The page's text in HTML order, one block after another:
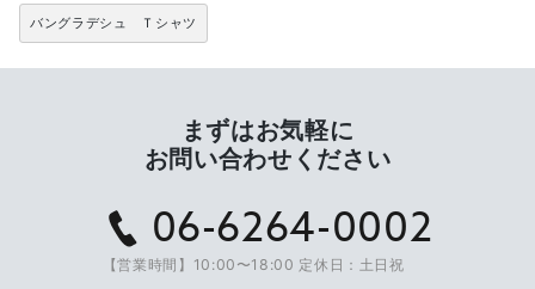
バングラデシュ Ｔシャツ
まずはお気軽に
お問い合わせください
06-6264-0002
【営業時間】10:00〜18:00 定休日：土日祝